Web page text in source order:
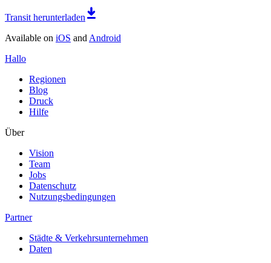
Transit herunterladen
Available on iOS and Android
Hallo
Regionen
Blog
Druck
Hilfe
Über
Vision
Team
Jobs
Datenschutz
Nutzungsbedingungen
Partner
Städte & Verkehrsunternehmen
Daten